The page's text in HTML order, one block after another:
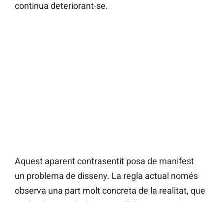
continua deteriorant-se.
Aquest aparent contrasentit posa de manifest
un problema de disseny. La regla actual només
observa una part molt concreta de la realitat, que